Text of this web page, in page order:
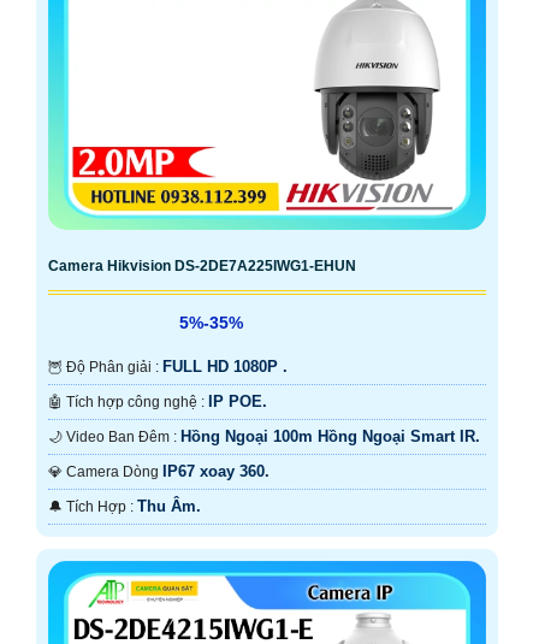
Camera Hikvision DS-2DE7A225IWG1-EHUN
5%-35%
🦉 Độ Phân giải : FULL HD 1080P .
🤖️ Tích hợp công nghệ : IP POE.
🌙 Video Ban Đêm : Hồng Ngoại 100m Hồng Ngoại Smart IR.
💎 Camera Dòng IP67 xoay 360.
️🔔 Tích Hợp : Thu Âm.